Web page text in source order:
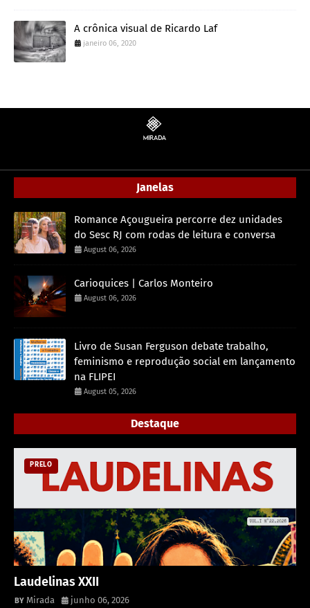
A crônica visual de Ricardo Laf
janeiro 06, 2020
Janelas
Romance Açougueira percorre dez unidades
do Sesc RJ com rodas de leitura e conversa
August 06, 2026
Carioquices | Carlos Monteiro
August 06, 2026
Livro de Susan Ferguson debate trabalho,
feminismo e reprodução social em lançamento
na FLIPEI
August 05, 2026
Destaque
PRELO
Laudelinas XXII
Mirada junho 06, 2026